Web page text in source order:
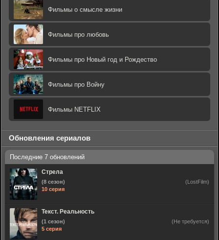
Фильмы о смысле жизни
Фильмы про любовь
Фильмы про Новый год и Рождество
Фильмы про Войну
Фильмы NETFLIX
Обновления сериалов
Стрела
(8 сезон)
10 серия
(LostFilm)
Текст. Реальность
(1 сезон)
5 серия
(Не требуется)